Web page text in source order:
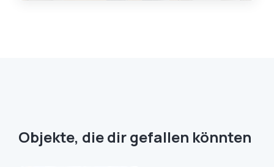
Objekte, die dir gefallen könnten